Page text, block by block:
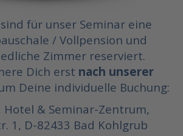
für unser Seminar eine
/ Vollpension und
Zimmer reserviert.
Dich erst nach unserer
Deine individuelle Buchung:
Hotel & Seminar-Zentrum,
1, D-82433 Bad Kohlgrub